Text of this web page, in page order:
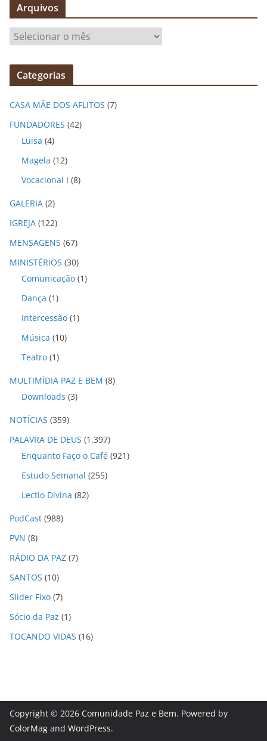
Arquivos
r
q
v
o
Categorias
CASA MÃE DOS AFLITOS (7)
FUNDADORES (42)
Luisa (4)
Magela (12)
Vocacional I (8)
GALERIA (2)
IGREJA (122)
MENSAGENS (67)
MINISTÉRIOS (30)
Comunicação (1)
Dança (1)
Intercessão (1)
Música (10)
Teatro (1)
MULTIMÍDIA PAZ E BEM (8)
Downloads (3)
NOTÍCIAS (359)
PALAVRA DE DEUS (1.397)
Enquanto Faço o Café (921)
Estudo Semanal (255)
Lectio Divina (82)
PodCast (988)
PVN (8)
RÁDIO DA PAZ (7)
SANTOS (10)
Slider Fixo (7)
Sócio da Paz (1)
TOCANDO VIDAS (16)
Copyright © 2026 Comunidade Paz e Bem. Powered by
ColorMag and WordPress.